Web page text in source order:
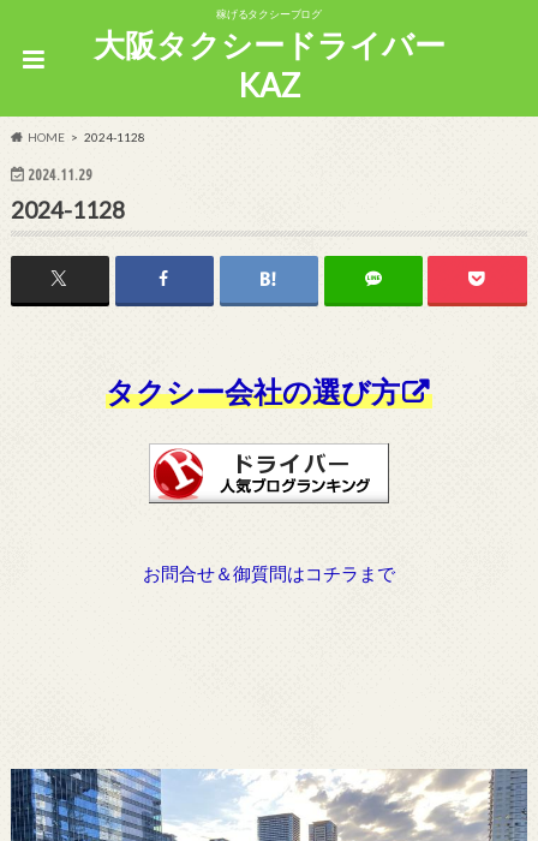
稼げるタクシーブログ
大阪タクシードライバー
KAZ
HOME 2024-1128
2024.11.29
2024-1128
タクシー会社の選び方
お問合せ＆御質問はコチラまで